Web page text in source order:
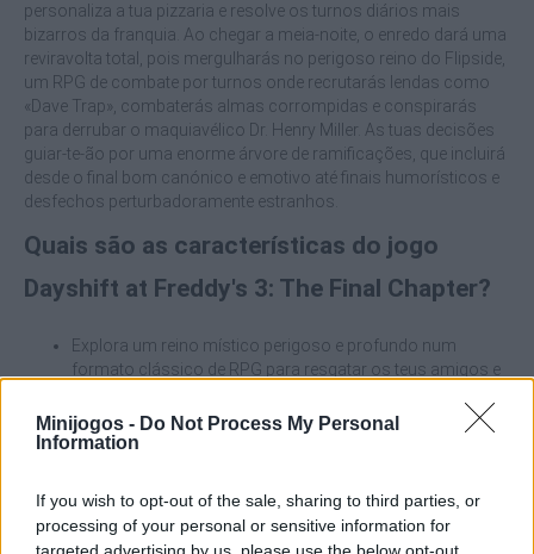
Minijogos - Do Not Process My Personal
Information
If you wish to opt-out of the sale, sharing to third parties, or
processing of your personal or sensitive information for
targeted advertising by us, please use the below opt-out
personaliza a tua pizzaria e resolve os turnos diários mais
bizarros da franquia. Ao chegar a meia-noite, o enredo dará uma
reviravolta total, pois mergulharás no perigoso reino do Flipside,
um RPG de combate por turnos onde recrutarás lendas como
«Dave Trap», combaterás almas corrompidas e conspirarás
para derrubar o maquiavélico Dr. Henry Miller. As tuas decisões
guiar-te-ão por uma enorme árvore de ramificações, que incluirá
desde o final bom canónico e emotivo até finais humorísticos e
desfechos perturbadoramente estranhos.
Quais são as características do jogo
Dayshift at Freddy's 3: The Final Chapter?
Explora um reino místico perigoso e profundo num
formato clássico de RPG para resgatar os teus amigos e
Compra atrações, gere a economia do teu próprio
estabelecimento e enfrenta as inspeções de Fazbender
personagens favoritas dos fãs, incluindo o mítico Dave
Trap.